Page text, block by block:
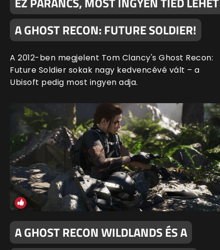
A GHOST RECON: FUTURE SOLDIER!
A 2012-ben megjelent Tom Clancy's Ghost Recon:
Future Soldier sokak nagy kedvencévé vált – a
Ubisoft pedig most ingyen adja.
A GHOST RECON WILDLANDS ÉS A